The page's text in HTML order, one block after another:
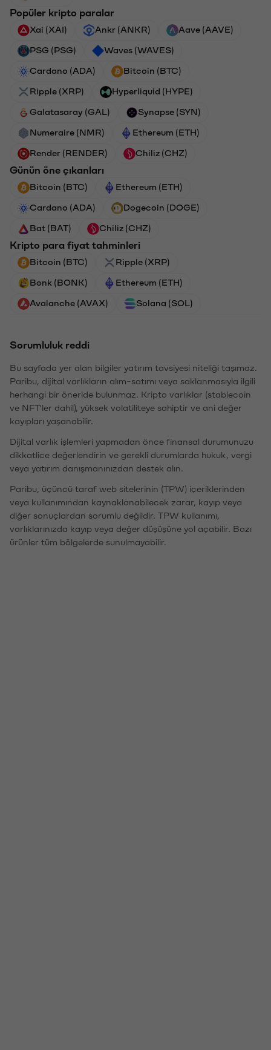
Popüler kripto paralar
Xai (XAI) Ankr (ANKR) Aave (AAVE)
PSG (PSG) Waves (WAVES)
Cardano (ADA) Bitcoin (BTC)
Ripple (XRP) Hyperliquid (HYPE)
Galatasaray (GAL) Synapse (SYN)
Numeraire (NMR) Ethereum (ETH)
Render (RENDER) Chiliz (CHZ)
Günün öne çıkanları
Bitcoin (BTC) Ethereum (ETH)
Cardano (ADA) Dogecoin (DOGE)
Bat (BAT) Chiliz (CHZ)
Kripto para fiyat tahminleri
Bitcoin (BTC) Ripple (XRP)
Bonk (BONK) Ethereum (ETH)
Avalanche (AVAX) Solana (SOL)
Sorumluluk reddi
Bu sayfada yer alan bilgiler yatırım tavsiyesi niteliği taşımaz.
Paribu, dijital varlıkların alım-satımı veya saklanmasıyla ilgili
herhangi bir öneride bulunmaz. Kripto varlıklar (stablecoin
ve NFT'ler dahil), yüksek volatiliteye sahiptir ve ani değer
kayıpları yaşanabilir.
Dijital varlık işlemleri yapmadan önce finansal durumunuzu
dikkatlice değerlendirin ve gerekli durumlarda hukuk, vergi
veya yatırım danışmanınızdan destek alın.
Paribu, üçüncü taraf web sitelerinin (TPW) içeriklerinden
veya kullanımından kaynaklanabilecek zarar, kayıp veya
diğer sonuçlardan sorumlu değildir. TPW kullanımı,
varlıklarınızda kayıp veya değer düşüşüne yol açabilir. Bazı
ürünler tüm bölgelerde sunulmayabilir.